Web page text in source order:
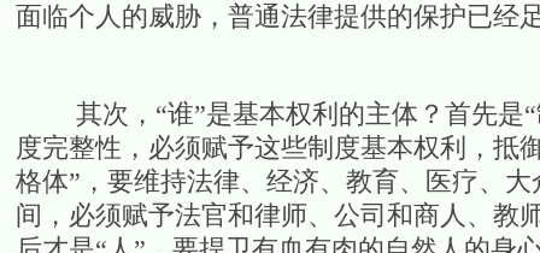
面临个人的威胁，普通法律提供的保护已经
其次，“谁”是基本权利的主体？首先是“
度完整性，必须赋予这些制度基本权利，抵
格体”，要维持法律、经济、教育、医疗、
间，必须赋予法官和律师、公司和商人、教